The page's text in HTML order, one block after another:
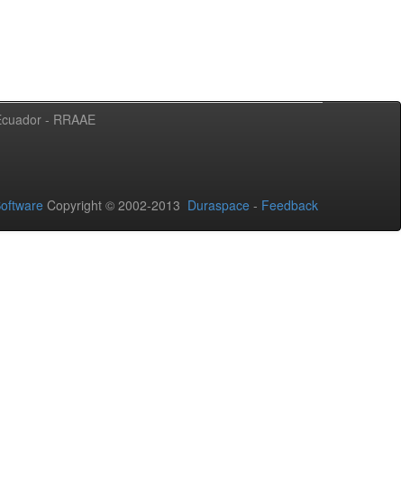
- RRAAE
Copyright © 2002-2013 Duraspace - Feedback